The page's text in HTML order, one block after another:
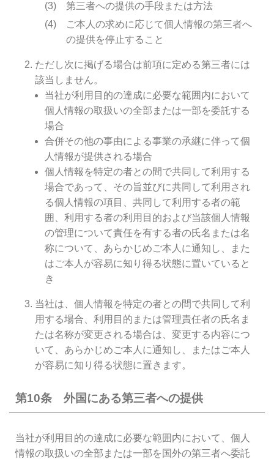
第三者への提供の手段または方法
ご本人の求めに応じて個人情報の第三者へ
の提供を停止すること
ただし次に掲げる場合は前項に定める第三者には
該当しません。
当社が利用目的の達成に必要な範囲内において
個人情報の取扱いの全部または一部を委託する
場合
合併その他の事由による事業の承継に伴って個
人情報が提供される場合
個人情報を特定の者との間で共同して利用する
場合であって、その旨並びに共同して利用され
る個人情報の項目、共同して利用する者の範
囲、利用する者の利用目的および当該個人情報
の管理について責任を有する者の氏名または名
称について、あらかじめご本人に通知し、また
はご本人が容易に知り得る状態に置いていると
き
当社は、個人情報を特定の者との間で共同して利
用する場合、利用目的または管理責任者の氏名ま
たは名称が変更される場合は、変更する内容につ
いて、あらかじめご本人に通知し、またはご本人
が容易に知り得る状態に置きます。
第10条 外国にある第三者への提供
当社が利用目的の達成に必要な範囲内において、個人
情報の取扱いの全部または一部を国外の第三者へ委託